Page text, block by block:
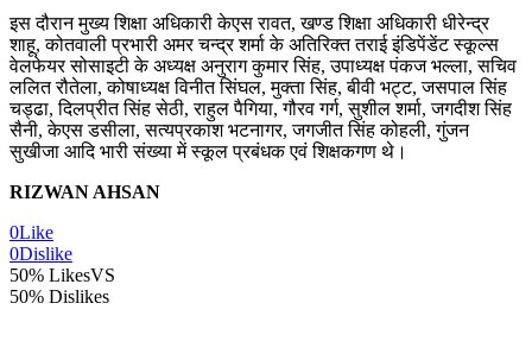
इस दौरान मुख्य शिक्षा अधिकारी केएस रावत, खण्ड शिक्षा अधिकारी धीरेन्द्र
शाहू, कोतवाली प्रभारी अमर चन्द्र शर्मा के अतिरिक्त तराई इंडिपेंडेंट स्कूल्स
वेलफेयर सोसाइटी के अध्यक्ष अनुराग कुमार सिंह, उपाध्यक्ष पंकज भल्ला, सचिव
ललित रौतेला, कोषाध्यक्ष विनीत सिंघल, मुक्ता सिंह, बीवी भट्ट, जसपाल सिंह
चड्ढा, दिलप्रीत सिंह सेठी, राहुल पैगिया, गौरव गर्ग, सुशील शर्मा, जगदीश सिंह
सैनी, केएस डसीला, सत्यप्रकाश भटनागर, जगजीत सिंह कोहली, गुंजन
सुखीजा आदि भारी संख्या में स्कूल प्रबंधक एवं शिक्षकगण थे।
RIZWAN AHSAN
0Like
0Dislike
50% LikesVS
50% Dislikes